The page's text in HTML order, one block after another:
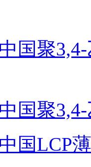
国聚
国聚
国LCP